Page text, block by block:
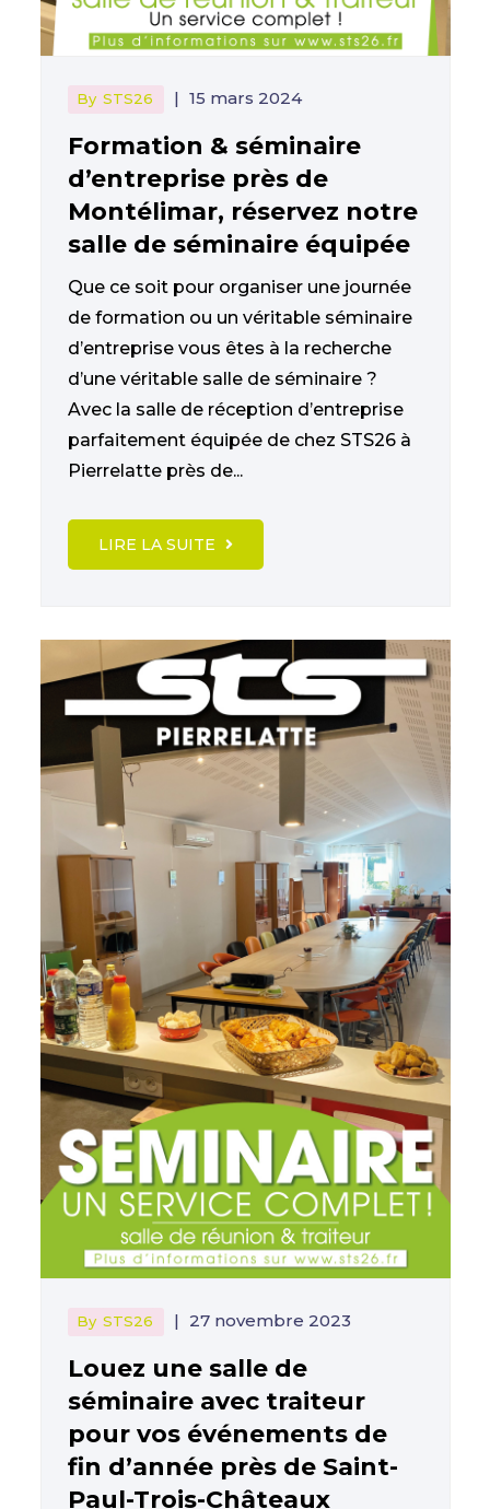
By STS26 | 15 mars 2024
Formation & séminaire
d’entreprise près de
Montélimar, réservez notre
salle de séminaire équipée
Que ce soit pour organiser une journée
de formation ou un véritable séminaire
d’entreprise vous êtes à la recherche
d’une véritable salle de séminaire ?
Avec la salle de réception d’entreprise
parfaitement équipée de chez STS26 à
Pierrelatte près de...
LIRE LA SUITE
By STS26 | 27 novembre 2023
Louez une salle de
séminaire avec traiteur
pour vos événements de
fin d’année près de Saint-
Paul-Trois-Châteaux